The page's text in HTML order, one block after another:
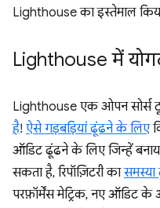
Lighthouse का इस्तेमाल
Lighthouse में
Lighthouse एक ओपन
है! ऐसे गड़बड़ियां ढूंढने के लिए
ऑडिट ढूंढने के लिए जिन्हें
सकता है, रिपॉज़िटरी कासमस्या
परफ़ॉर्मेंस मेट्रिक, नए ऑडिट